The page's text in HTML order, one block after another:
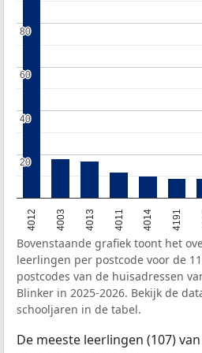
4012 4003 4013 4011 4014 4191
20
20
40
40
60
60
80
80
Bovenstaande grafiek toont het
leerlingen per postcode voor de
postcodes van de huisadressen
Blinker in 2025-2026. Bekijk de
schooljaren in de tabel.
De meeste leerlingen (107)